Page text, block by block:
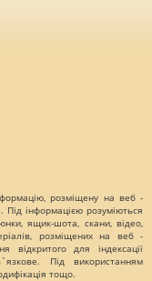
розміщену на веб -
Під інформацією розуміються
ящик-шота, скани, відео,
розміщених на веб -
відкритого для індексації
Під використанням
тощо.